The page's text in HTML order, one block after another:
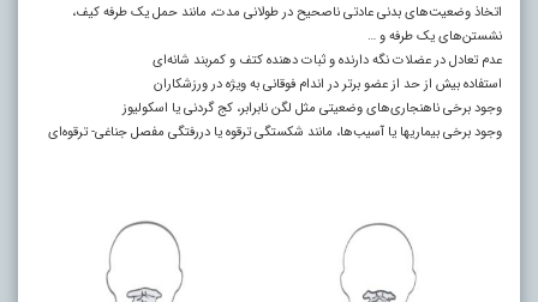
اتخاذ وضعیت‌های بدنی عادتی ناصحیح در طولانی مدت، مانند حمل یک طرفه کیف،
نشستن‌های یک طرفه و …
عدم تعادل در عضلات نگه دارنده و ثبات دهنده کتف و کمربند شانه‌ای
استفاده بیش از حد از عضو برتر در اندام فوقانی به ویژه در ورزشکاران
وجود برخی ناهنجاری‌های وضعیتی مثل لگن نابرابر، کج گردنی یا اسکولیوز
وجود برخی بیماریها یا آسیب‌ها، مانند شکستگی ترقوه یا دررفتگی مفصل جناغی- ترقوه‌ای